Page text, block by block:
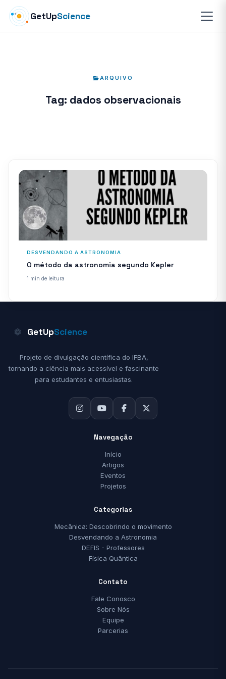
GetUpScience
ARQUIVO
Tag: dados observacionais
DESVENDANDO A ASTRONOMIA
O método da astronomia segundo Kepler
1 min de leitura
GetUpScience
Projeto de divulgação científica do IFBA,
tornando a ciência mais acessível e fascinante
para estudantes e entusiastas.
Navegação
Início
Artigos
Eventos
Projetos
Categorias
Mecânica: Descobrindo o movimento
Desvendando a Astronomia
DEFIS - Professores
Física Quântica
Contato
Fale Conosco
Sobre Nós
Equipe
Parcerias